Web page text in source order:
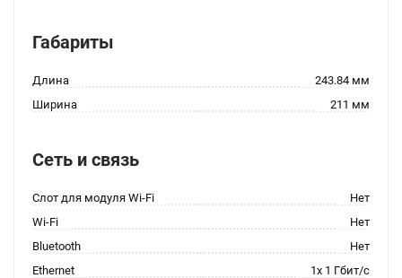
Габариты
Длина
243.84 мм
Ширина
211 мм
Сеть и связь
Слот для модуля Wi-Fi
Нет
Wi-Fi
Нет
Bluetooth
Нет
Ethernet
1x 1 Гбит/с